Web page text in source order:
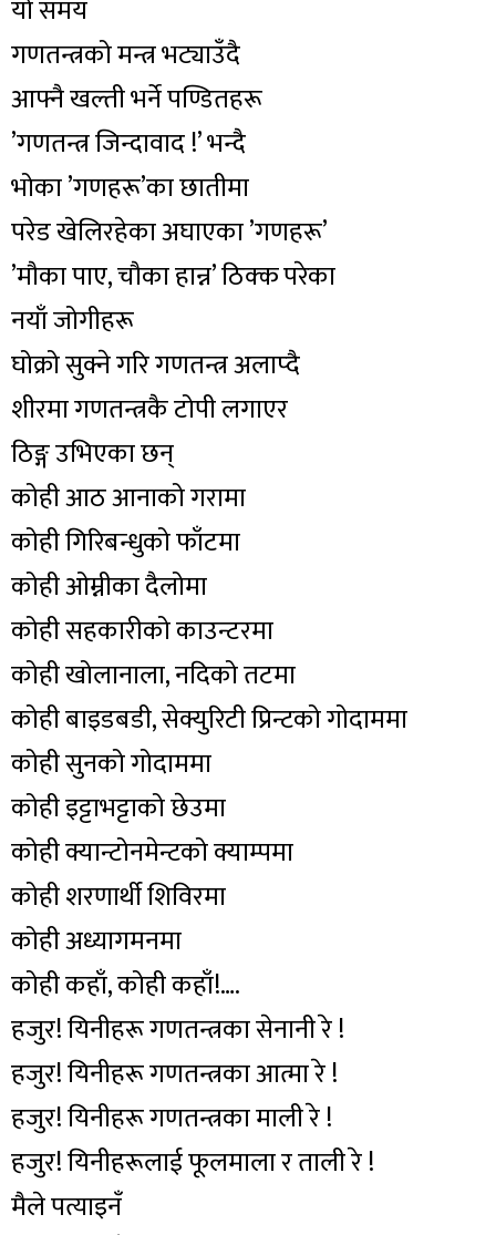
यो समय
गणतन्त्रको मन्त्र भट्याउँदै
आफ्नै खल्ती भर्ने पण्डितहरू
’गणतन्त्र जिन्दावाद !’ भन्दै
भोका ’गणहरू’का छातीमा
परेड खेलिरहेका अघाएका ’गणहरू’
’मौका पाए, चौका हान्न’ ठिक्क परेका
नयाँ जोगीहरू
घोक्रो सुक्ने गरि गणतन्त्र अलाप्दै
शीरमा गणतन्त्रकै टोपी लगाएर
ठिङ्ग उभिएका छन्
कोही आठ आनाको गरामा
कोही गिरिबन्धुको फाँटमा
कोही ओम्नीका दैलोमा
कोही सहकारीको काउन्टरमा
कोही खोलानाला, नदिको तटमा
कोही बाइडबडी, सेक्युरिटी प्रिन्टको गोदाममा
कोही सुनको गोदाममा
कोही इट्टाभट्टाको छेउमा
कोही क्यान्टोनमेन्टको क्याम्पमा
कोही शरणार्थी शिविरमा
कोही अध्यागमनमा
कोही कहाँ, कोही कहाँ!….
हजुर! यिनीहरू गणतन्त्रका सेनानी रे !
हजुर! यिनीहरू गणतन्त्रका आत्मा रे !
हजुर! यिनीहरू गणतन्त्रका माली रे !
हजुर! यिनीहरूलाई फूलमाला र ताली रे !
मैले पत्याइनँ